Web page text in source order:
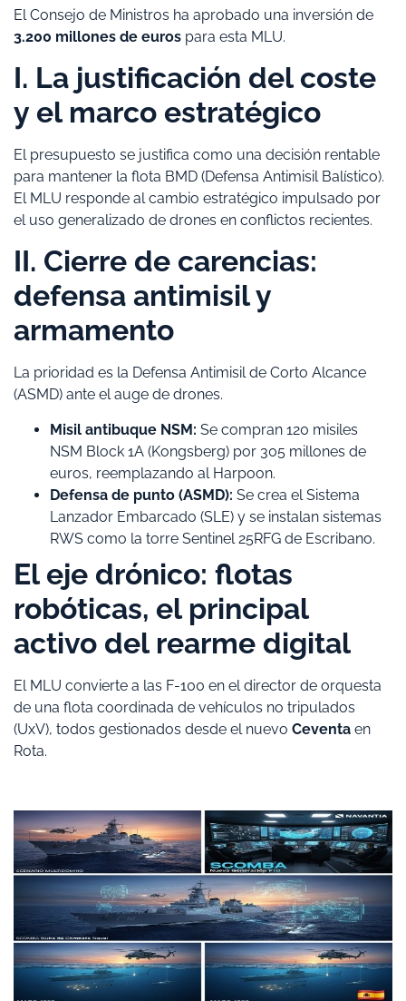
​El Consejo de Ministros ha aprobado una inversión de
3.200 millones de euros para esta MLU.
​I. La justificación del coste
y el marco estratégico
​El presupuesto se justifica como una decisión rentable
para mantener la flota BMD (Defensa Antimisil Balístico).
El MLU responde al cambio estratégico impulsado por
el uso generalizado de drones en conflictos recientes.
​II. Cierre de carencias:
defensa antimisil y
armamento
​La prioridad es la Defensa Antimisil de Corto Alcance
(ASMD) ante el auge de drones.
Misil antibuque NSM: Se compran 120 misiles
NSM Block 1A (Kongsberg) por 305 millones de
euros, reemplazando al Harpoon.
Defensa de punto (ASMD): Se crea el Sistema
Lanzador Embarcado (SLE) y se instalan sistemas
RWS como la torre Sentinel 25RFG de Escribano.
​El eje drónico: flotas
robóticas, el principal
activo del rearme digital
​El MLU convierte a las F-100 en el director de orquesta
de una flota coordinada de vehículos no tripulados
(UxV), todos gestionados desde el nuevo Ceventa en
Rota.